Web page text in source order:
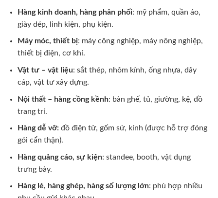
Hàng kinh doanh, hàng phân phối: mỹ phẩm, quần áo,
giày dép, linh kiện, phụ kiện.
Máy móc, thiết bị: máy công nghiệp, máy nông nghiệp,
thiết bị điện, cơ khí.
Vật tư – vật liệu: sắt thép, nhôm kính, ống nhựa, dây
cáp, vật tư xây dựng.
Nội thất – hàng cồng kềnh: bàn ghế, tủ, giường, kệ, đồ
trang trí.
Hàng dễ vỡ:đồ điện tử, gốm sứ, kính (được hỗ trợ đóng
gói cẩn thận).
Hàng quảng cáo, sự kiện: standee, booth, vật dụng
trưng bày.
Hàng lẻ, hàng ghép, hàng số lượng lớn: phù hợp nhiều